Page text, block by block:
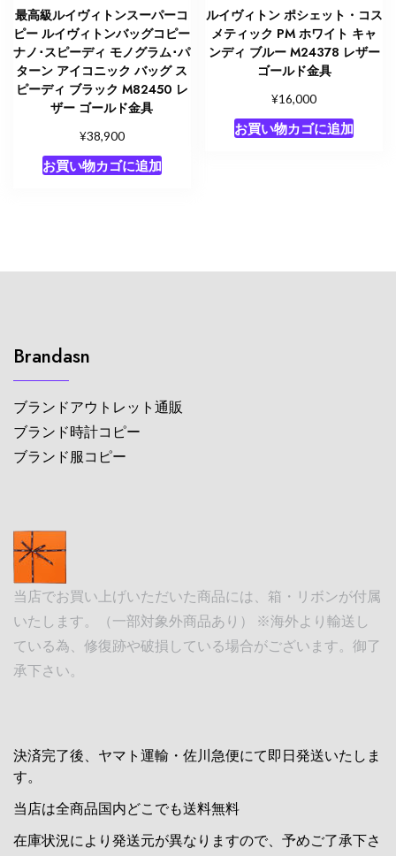
最高級ルイヴィトンスーパーコ
ピー ルイヴィトンバッグコピー
ナノ･スピーディ モノグラム･パ
ターン アイコニック バッグ ス
ピーディ ブラック M82450 レ
ザー ゴールド金具
¥38,900
お買い物カゴに追加
ルイヴィトン ポシェット・コス
メティック PM ホワイト キャ
ンディ ブルー M24378 レザー
ゴールド金具
¥16,000
お買い物カゴに追加
Brandasn
ブランドアウトレット通販
ブランド時計コピー
ブランド服コピー
当店でお買い上げいただいた商品には、箱・リボンが付属
いたします。（一部対象外商品あり） ※海外より輸送し
ている為、修復跡や破損している場合がございます。御了
承下さい。
決済完了後、ヤマト運輸・佐川急便にて即日発送いたしま
す。
当店は全商品国内どこでも送料無料
在庫状況により発送元が異なりますので、予めご了承下さ